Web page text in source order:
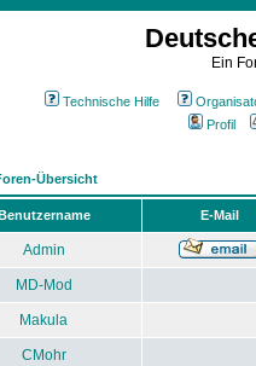
Ein
Technische Hilfe
Profil
Übersicht
E-Mail
Admin
MD-Mod
Makula
CMohr